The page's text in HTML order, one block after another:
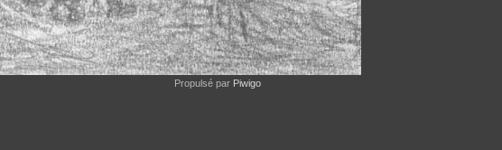
Propulsé par Piwigo